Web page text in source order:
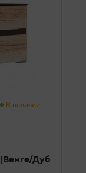
В наличии
Дуб